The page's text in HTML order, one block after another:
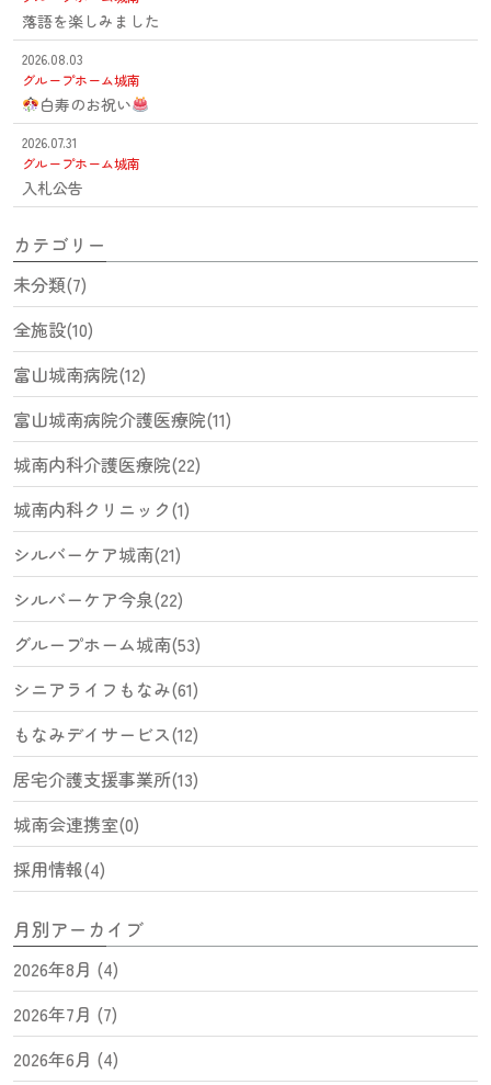
落語を楽しみました
2026.08.03
グループホーム城南
白寿のお祝い
2026.07.31
グループホーム城南
入札公告
カテゴリー
未分類(7)
全施設(10)
富山城南病院(12)
富山城南病院介護医療院(11)
城南内科介護医療院(22)
城南内科クリニック(1)
シルバーケア城南(21)
シルバーケア今泉(22)
グループホーム城南(53)
シニアライフもなみ(61)
もなみデイサービス(12)
居宅介護支援事業所(13)
城南会連携室(0)
採用情報(4)
月別アーカイブ
2026年8月 (4)
2026年7月 (7)
2026年6月 (4)